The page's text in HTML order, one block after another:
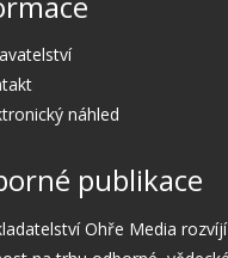
náhled
publikace
Ohře Media